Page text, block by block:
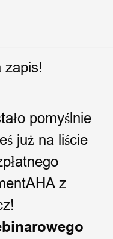
zapis!
pomyślnie
już na liście
z